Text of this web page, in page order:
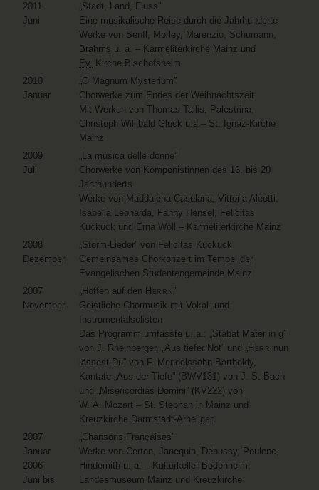
2011
Juni
„Stadt, Land, Fluss”
Eine musikalische Reise durch die Jahrhunderte
Werke von Senfl, Morley, Marenzio, Schumann,
Brahms u. a. – Karmeliterkirche Mainz und
Ev. Kirche Bischofsheim
2010
Januar
„O Magnum Mysterium”
Chorwerke zum Endes der Weihnachtszeit
Mit Werken von Thomas Tallis, Palestrina,
Christoph Willibald Gluck u.a.– St. Ignaz-Kirche
Mainz
2009
Juli
„La musica delle donne”
Chorwerke von Komponistinnen des 16. bis 20
Jahrhunderts
Werke von Maddalena Casulana, Vittoria Aleotti,
Isabella Leonarda, Fanny Hensel, Felicitas
Kuckuck und Erna Woll – Karmeliterkirche Mainz
2008
Dezember
„Storm-Lieder” von Felicitas Kuckuck
Gemeinsames Chorkonzert im Tempel der
Evangelischen Studentengemeinde Mainz
2007
November
„Hoffen auf den Herrn”
Geistliche Chormusik mit Vokal- und
Instrumentalsolisten
Das Programm umfasste u. a.: „Stabat Mater in g”
von J. Rheinberger, „Aus tiefer Not” und „Herr nun
lässest Du” von F. Mendelssohn-Bartholdy,
Kantate „Aus der Tiefe” (BWV131) von J. S. Bach
und „Misericordias Domini” (KV222) von
W. A. Mozart – St. Stephan in Mainz und
Kreuzkirche Darmstadt-Arheilgen
2007
Januar
2006
Juni bis
„Chansons Françaises”
Werke von Certon, Janequin, Debussy, Poulenc,
Hindemith u. a. – Kulturkeller Bodenheim,
Landesmuseum Mainz und Kreuzkirche